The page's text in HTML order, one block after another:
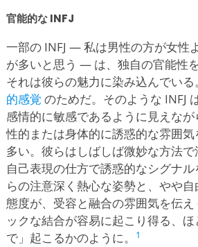
官能的な INFJ
一部の INFJ — 私は男性の方が女性
が多いと思う — は、独自の官能性
それは彼らの魅力に染み込んでいる
的感覚 のためだ。そのような INFJ
感情的に敏感であるように見えな
性的または身体的に誘惑的な雰囲
多い。彼らはしばしば微妙な方法
自己表現の仕方で誘惑的なシグナ
らの注意深く熱心な姿勢と、やや
態度が、受容と融合の雰囲気を伝
ックな結合が容易に起こり得る、
で」起こるかのように。
1